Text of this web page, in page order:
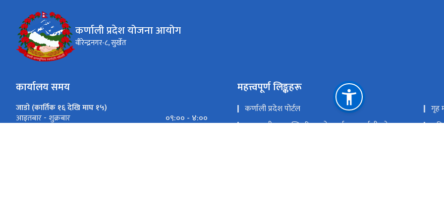
कर्णाली प्रदेश योजना आयोग
वीरेन्द्रनगर-८, सुर्खेत
कार्यालय समय
जाडो (कार्तिक १६ देखि माघ १५)
आइतबार - शुक्रबार
०९:०० - ४:००
महत्त्वपूर्ण लिङ्कहरू
कर्णाली प्रदेश पोर्टल
गृह
मुख्यमन्त्री तथा मन्त्रिपरिषद्को कार्यालय,कर्णाली प्रदेश